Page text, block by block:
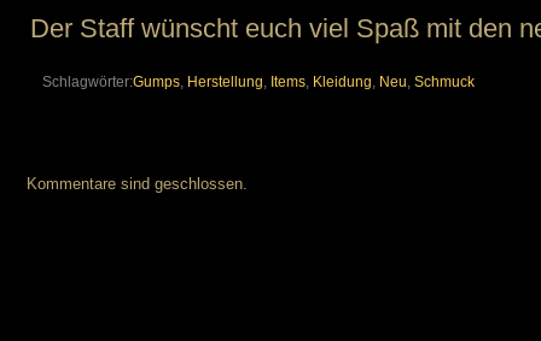
Der Staff wünscht euch viel Spaß mit den
Schlagwörter:Gumps, Herstellung, Items, Kleidung, Neu, Schmuck
Kommentare sind geschlossen.